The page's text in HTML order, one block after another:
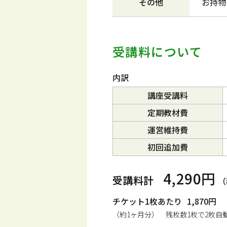
受講料について
内訳
講座受講料
定期教材費
運営維持費
初回追加費
受講料計 4,290円
チケット1枚あたり 1,870円
（約1ヶ月分） 残枚数1枚で2枚自